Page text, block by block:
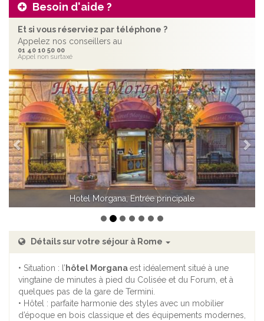
Besoin d'aide ?
Et si vous réserviez par téléphone ?
Appelez nos conseillers au
01 40 10 50 00
Appel non surtaxé
Hotel Morgana, Chambre Deluxe
Précédent
Détails sur votre séjour à Rome
• Situation : l’ hôtel Morganaest idéalement situé à une
vingtaine de minutes à pied du Colisée et du Forum, et à
quelques pas de la gare de Termini.
• Hôtel : parfaite harmonie des styles avec un mobilier
d’époque en bois classique et des équipements modernes,